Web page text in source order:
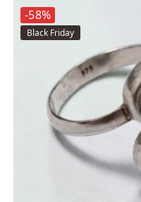
-58%
Black Friday